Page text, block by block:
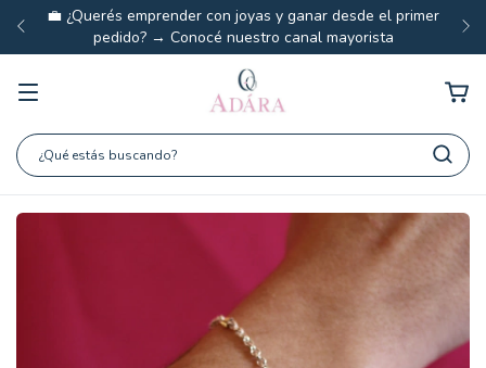
💼 ¿Querés emprender con joyas y ganar desde el primer
pedido? → Conocé nuestro canal mayorista